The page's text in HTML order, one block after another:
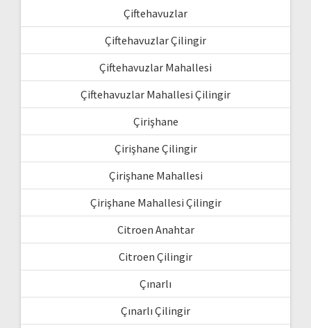
Çiftehavuzlar
Çiftehavuzlar Çilingir
Çiftehavuzlar Mahallesi
Çiftehavuzlar Mahallesi Çilingir
Çirişhane
Çirişhane Çilingir
Çirişhane Mahallesi
Çirişhane Mahallesi Çilingir
Citroen Anahtar
Citroen Çilingir
Çınarlı
Çınarlı Çilingir